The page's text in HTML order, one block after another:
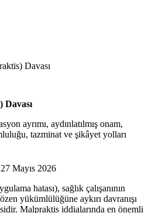
Davası
Davası
ayrımı, aydınlatılmış onam,
tazminat ve şikâyet yolları
27 Mayıs 2026
hatası), sağlık çalışanının
yükümlülüğüne aykırı davranışı
Malpraktis iddialarında en önemli